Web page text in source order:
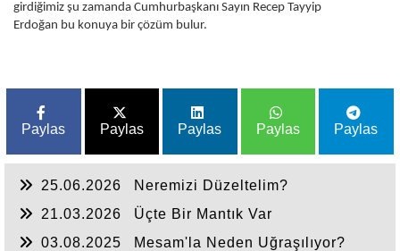
girdiğimiz şu zamanda Cumhurbaşkanı Sayın Recep Tayyip
Erdoğan bu konuya bir çözüm bulur.
Paylas Paylas Paylas Paylas Paylas
25.06.2026
Neremizi Düzeltelim?
21.03.2026
Üçte Bir Mantık Var
03.08.2025
Mesam'la Neden Uğraşılıyor?